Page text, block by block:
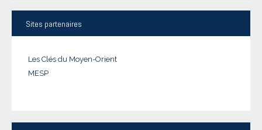
Sites partenaires
Les Clés du Moyen-Orient
MESP